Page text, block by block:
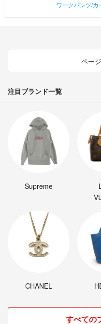
ワークパンツ/
ペー
注目ブランド一覧
Supreme
CHANEL
すべての